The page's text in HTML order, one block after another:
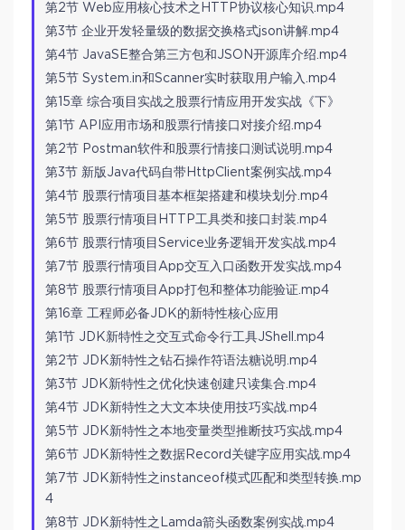
第2节 Web应用核心技术之HTTP协议核心知识.mp4
第3节 企业开发轻量级的数据交换格式json讲解.mp4
第4节 JavaSE整合第三方包和JSON开源库介绍.mp4
第5节 System.in和Scanner实时获取用户输入.mp4
第15章 综合项目实战之股票行情应用开发实战《下》
第1节 API应用市场和股票行情接口对接介绍.mp4
第2节 Postman软件和股票行情接口测试说明.mp4
第3节 新版Java代码自带HttpClient案例实战.mp4
第4节 股票行情项目基本框架搭建和模块划分.mp4
第5节 股票行情项目HTTP工具类和接口封装.mp4
第6节 股票行情项目Service业务逻辑开发实战.mp4
第7节 股票行情项目App交互入口函数开发实战.mp4
第8节 股票行情项目App打包和整体功能验证.mp4
第16章 工程师必备JDK的新特性核心应用
第1节 JDK新特性之交互式命令行工具JShell.mp4
第2节 JDK新特性之钻石操作符语法糖说明.mp4
第3节 JDK新特性之优化快速创建只读集合.mp4
第4节 JDK新特性之大文本块使用技巧实战.mp4
第5节 JDK新特性之本地变量类型推断技巧实战.mp4
第6节 JDK新特性之数据Record关键字应用实战.mp4
第7节 JDK新特性之instanceof模式匹配和类型转换.mp
4
第8节 JDK新特性之Lamda箭头函数案例实战.mp4